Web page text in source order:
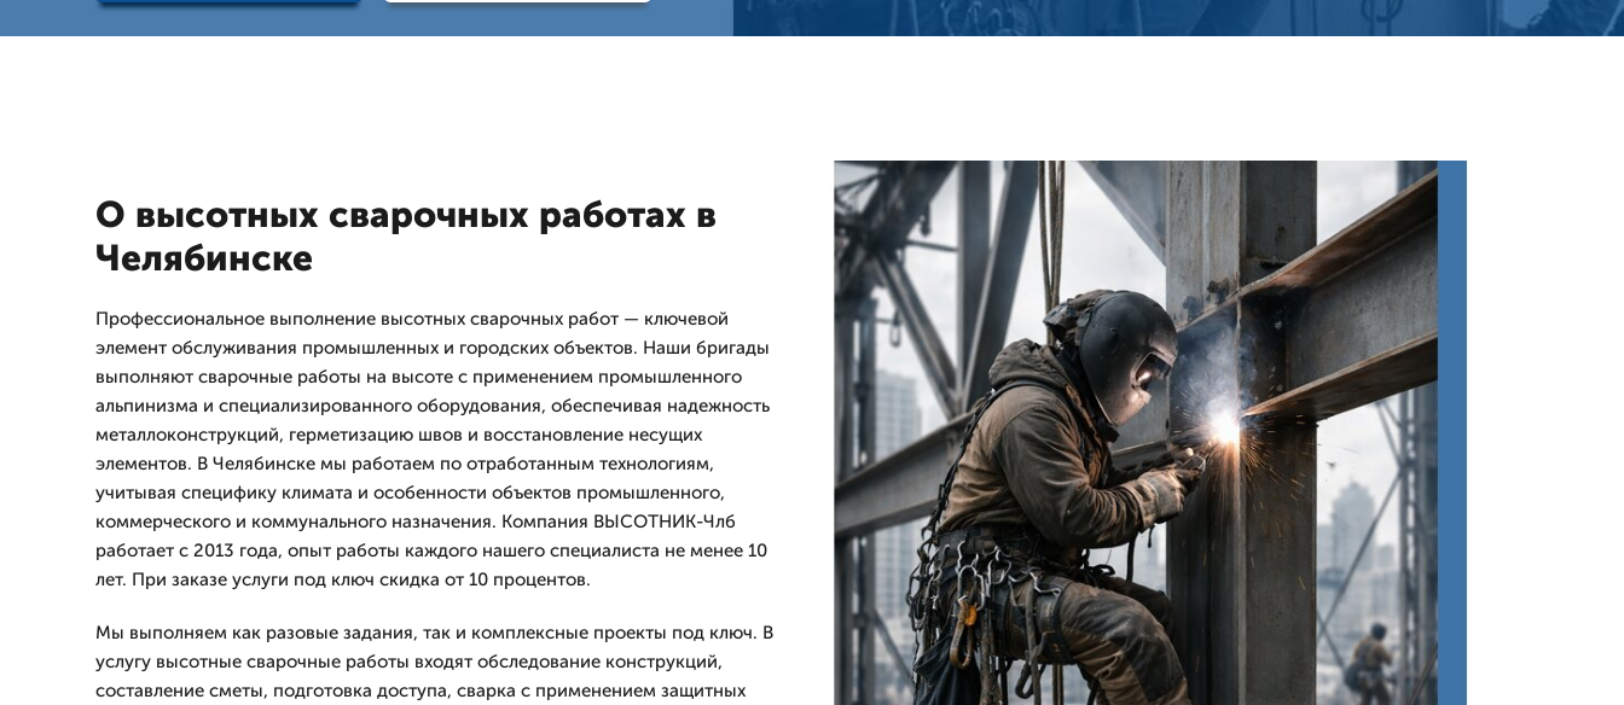
О высотных сварочных работах в
Челябинске
Профессиональное выполнение высотных сварочных работ — ключевой
элемент обслуживания промышленных и городских объектов. Наши бригады
выполняют сварочные работы на высоте с применением промышленного
альпинизма и специализированного оборудования, обеспечивая надежность
металлоконструкций, герметизацию швов и восстановление несущих
элементов. В Челябинске мы работаем по отработанным технологиям,
учитывая специфику климата и особенности объектов промышленного,
коммерческого и коммунального назначения. Компания ВЫСОТНИК-Члб
работает с 2013 года, опыт работы каждого нашего специалиста не менее 10
лет. При заказе услуги под ключ скидка от 10 процентов.
Мы выполняем как разовые задания, так и комплексные проекты под ключ. В
услугу высотные сварочные работы входят обследование конструкций,
составление сметы, подготовка доступа, сварка с применением защитных